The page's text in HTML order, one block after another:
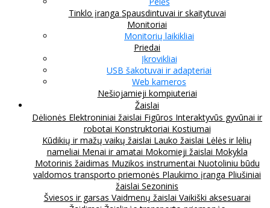
Tinklo įranga Spausdintuvai ir skaitytuvai
Monitoriai
Monitorių laikikliai
Priedai
Įkrovikliai
USB šakotuvai ir adapteriai
Web kameros
Nešiojamieji kompiuteriai
Žaislai
Dėlionės Elektroniniai žaislai Figūros Interaktyvūs gyvūnai ir
robotai Konstruktoriai Kostiumai
Kūdikių ir mažų vaikų žaislai Lauko žaislai Lėlės ir lėlių
nameliai Menai ir amatai Mokomieji žaislai Mokykla
Motorinis žaidimas Muzikos instrumentai Nuotoliniu būdu
valdomos transporto priemonės Plaukimo įranga Pliušiniai
žaislai Sezoninis
Šviesos ir garsas Vaidmenų žaislai Vaikiški aksesuarai